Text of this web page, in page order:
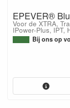
EPEVER®
Voor de XTRA,
IPower-Plus, IPT,
Bij ons op